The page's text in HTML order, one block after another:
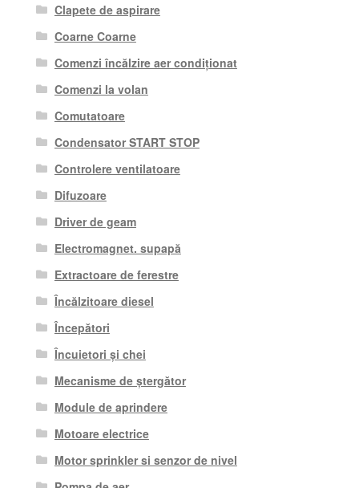
Clapete de aspirare
Coarne Coarne
Comenzi încălzire aer condiționat
Comenzi la volan
Comutatoare
Condensator START STOP
Controlere ventilatoare
Difuzoare
Driver de geam
Electromagnet. supapă
Extractoare de ferestre
Încălzitoare diesel
Începători
Încuietori și chei
Mecanisme de ștergător
Module de aprindere
Motoare electrice
Motor sprinkler si senzor de nivel